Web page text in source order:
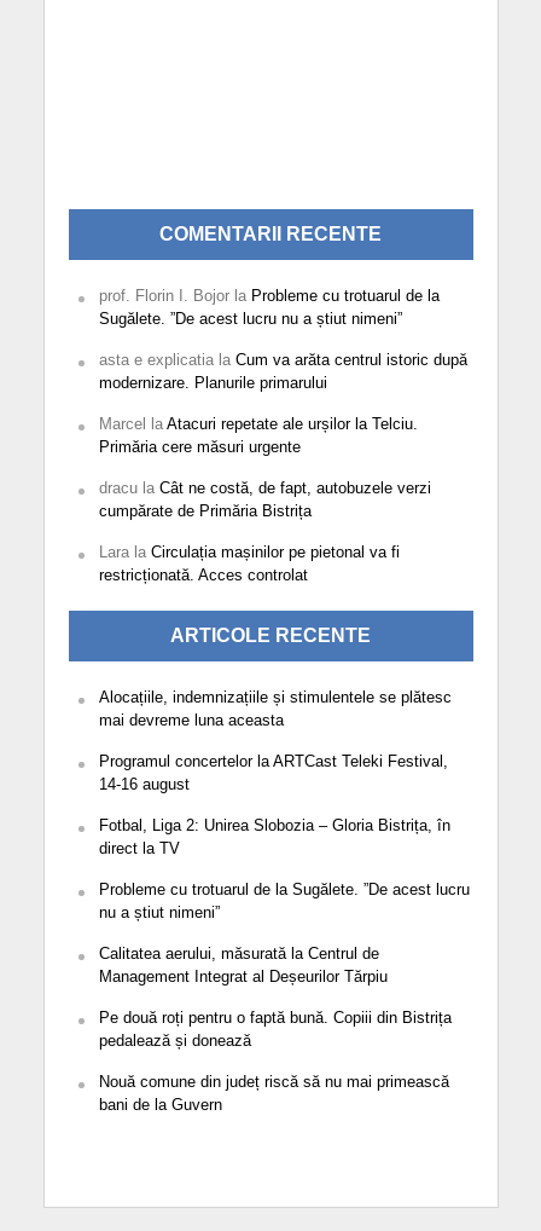
COMENTARII RECENTE
prof. Florin I. Bojorla Probleme cu trotuarul de la
Sugălete. ”De acest lucru nu a știut nimeni”
asta e explicatiala Cum va arăta centrul istoric după
modernizare. Planurile primarului
Marcel la Atacuri repetate ale urșilor la Telciu.
Primăria cere măsuri urgente
dracula Cât ne costă, de fapt, autobuzele verzi
cumpărate de Primăria Bistrița
Larala Circulația mașinilor pe pietonal va fi
restricționată. Acces controlat
ARTICOLE RECENTE
Alocațiile, indemnizațiile și stimulentele se plătesc
mai devreme luna aceasta
Programul concertelor la ARTCast Teleki Festival,
14-16 august
Fotbal, Liga 2: Unirea Slobozia – Gloria Bistrița, în
direct la TV
Probleme cu trotuarul de la Sugălete. ”De acest lucru
nu a știut nimeni”
Calitatea aerului, măsurată la Centrul de
Management Integrat al Deșeurilor Tărpiu
Pe două roți pentru o faptă bună. Copiii din Bistrița
pedalează și donează
Nouă comune din județ riscă să nu mai primească
bani de la Guvern